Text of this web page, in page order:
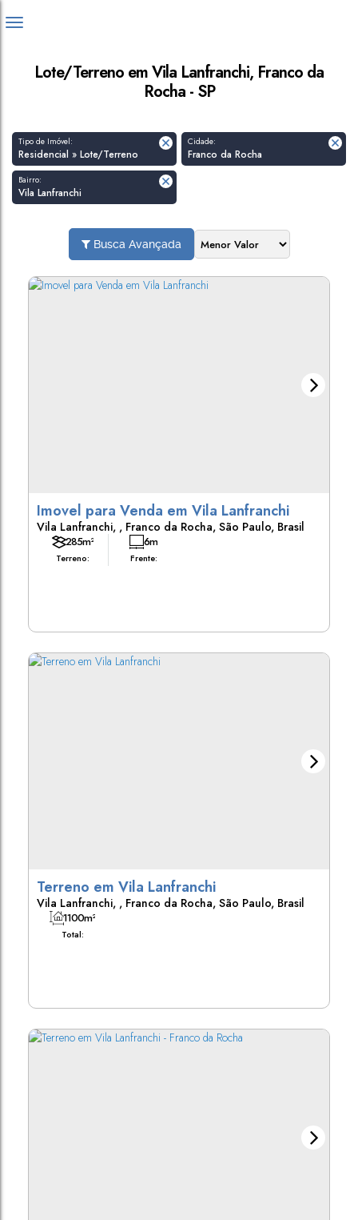
Lote/Terreno em Vila Lanfranchi, Franco da
Rocha - SP
Tipo de Imóvel:
Residencial » Lote/Terreno
Cidade:
Franco da Rocha
Bairro:
Vila Lanfranchi
Busca Avançada
Imovel para Venda em Vila Lanfranchi
Vila Lanfranchi , Franco da Rocha, São Paulo, Brasil
Terreno:
285m²
Frente:
6m
Terreno em Vila Lanfranchi
Vila Lanfranchi , Franco da Rocha, São Paulo, Brasil
Total:
1100m²